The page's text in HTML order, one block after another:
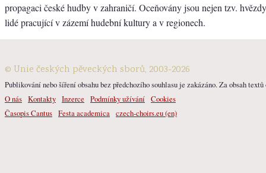
propagaci české hudby v zahraničí. Oceňovány jsou nejen tzv.
lidé pracující v zázemí hudební kultury a v regionech.
© Unie českých pěveckých sborů, 2003-2026
Publikování nebo šíření obsahu bez předchozího souhlasu je zakázáno. Za obsah
O nás Kontakty Inzerce Podmínky užívání Cookies
Časopis Cantus Festa academica czech-choirs.eu (en)